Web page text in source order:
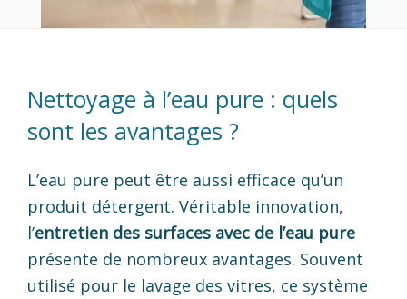
Nettoyage à l’eau pure : quels
sont les avantages ?
L’eau pure peut être aussi efficace qu’un
produit détergent. Véritable innovation,
l’entretien des surfaces avec de l’eau pure
présente de nombreux avantages. Souvent
utilisé pour le lavage des vitres, ce système